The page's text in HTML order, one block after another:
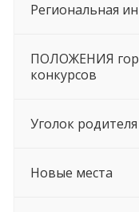
Региональная
ПОЛОЖЕНИЯ
конкурсов
Уголок родителя
Новые места